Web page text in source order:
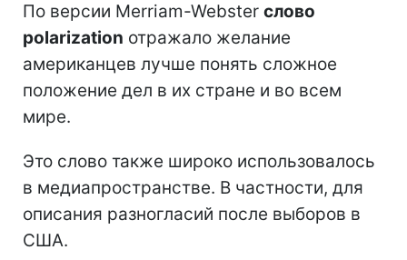
По версии Merriam-Webster слово
polarization отражало желание
американцев лучше понять сложное
положение дел в их стране и во всем
мире.
Это слово также широко использовалось
в медиапространстве. В частности, для
описания разногласий после выборов в
США.